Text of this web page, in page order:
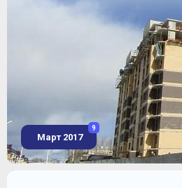
Март 2017
9